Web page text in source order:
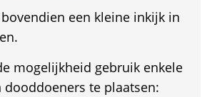
een kleine inkijk in
mogelijkheid gebruik enkele
te plaatsen: